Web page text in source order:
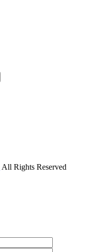
All Rights Reserved